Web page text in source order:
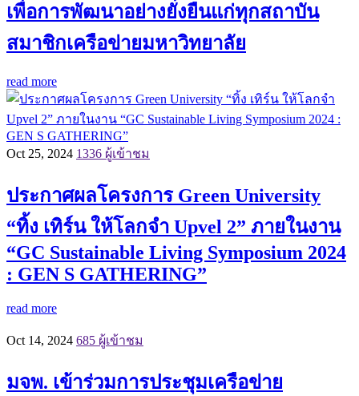
เพื่อการพัฒนาอย่างยั่งยืนแก่ทุกสถาบัน
สมาชิกเครือข่ายมหาวิทยาลัย
read more
Oct 25, 2024 1336 ผู้เข้าชม
ประกาศผลโครงการ Green University
“ทิ้ง เทิร์น ให้โลกจำ Upvel 2” ภายในงาน
“GC Sustainable Living Symposium 2024
: GEN S GATHERING”
read more
Oct 14, 2024 685 ผู้เข้าชม
มจพ. เข้าร่วมการประชุมเครือข่าย